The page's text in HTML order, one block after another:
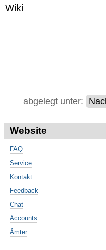
Wiki
abgelegt unter:
Website
FAQ
Service
Kontakt
Feedback
Chat
Accounts
Ämter